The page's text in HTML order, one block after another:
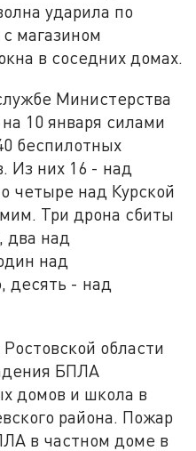
ударила по
магазином
в соседних домах.
Министерства
10 января силами
беспилотных
Из них 16 - над
четыре над Курской
Три дрона сбиты
два над
над
десять - над
области
БПЛА
домов и школа в
района. Пожар
в частном доме в